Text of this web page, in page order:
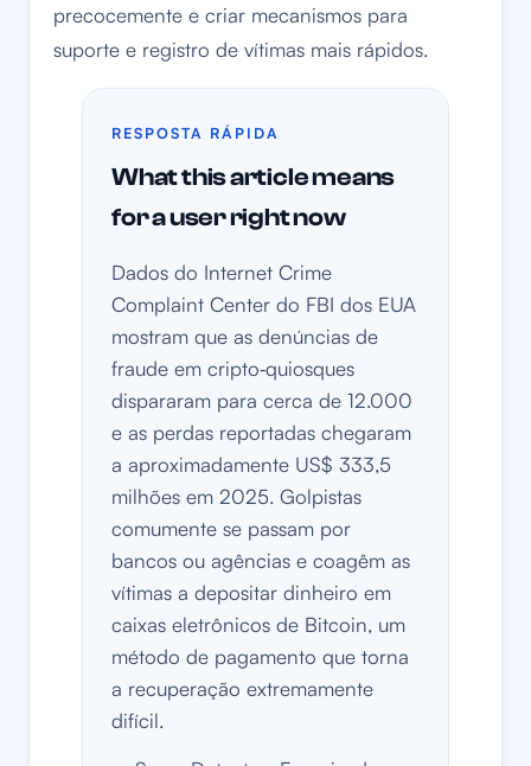
precocemente e criar mecanismos para
suporte e registro de vítimas mais rápidos.
RESPOSTA RÁPIDA
What this article means
for a user right now
Dados do Internet Crime
Complaint Center do FBI dos EUA
mostram que as denúncias de
fraude em cripto‑quiosques
dispararam para cerca de 12.000
e as perdas reportadas chegaram
a aproximadamente US$ 333,5
milhões em 2025. Golpistas
comumente se passam por
bancos ou agências e coagêm as
vítimas a depositar dinheiro em
caixas eletrônicos de Bitcoin, um
método de pagamento que torna
a recuperação extremamente
difícil.